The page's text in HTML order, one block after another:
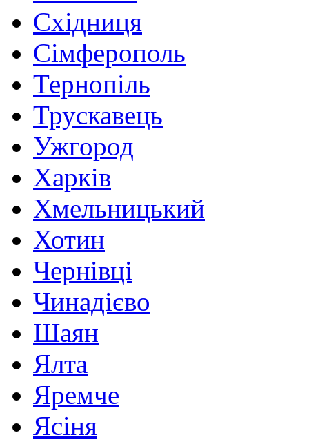
Східниця
Сімферополь
Тернопіль
Трускавець
Ужгород
Харків
Хмельницький
Хотин
Чернівці
Чинадієво
Шаян
Ялта
Яремче
Ясіня